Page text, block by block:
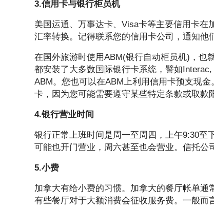
3.信用卡与银行柜员机
美国运通、万事达卡、Visa卡等主要信用卡
汇率转换。记得联系您的信用卡公司，通知他
在国外旅游时使用ABM(银行自动柜员机)，也
都安装了大多数国际银行卡系统，譬如
ABM。您也可以在ABM上利用信用卡预支现
卡，因为您可能需要遵守某些特定条款或取款
4.银行营业时间
银行正常上班时间是周一至周四，上午9:30至
可能也开门营业，周六甚至也会营业。信托公
5.小费
加拿大有给小费的习惯。加拿大的餐厅帐单通
有些餐厅对于大额消费会征收服务费。一般而